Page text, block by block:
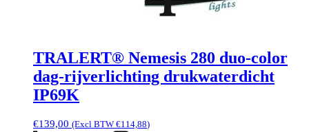
TRALERT® Nemesis 280 duo-color
dag-rijverlichting drukwaterdicht
IP69K
€139,00 (Excl BTW €114,88)